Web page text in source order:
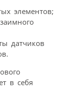
элементов;
датчиков
в себя